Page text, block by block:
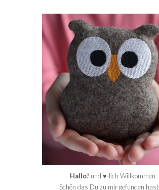
Hallo! und ♥-lich Willkommen.
Schön das Du zu mir gefunden hast